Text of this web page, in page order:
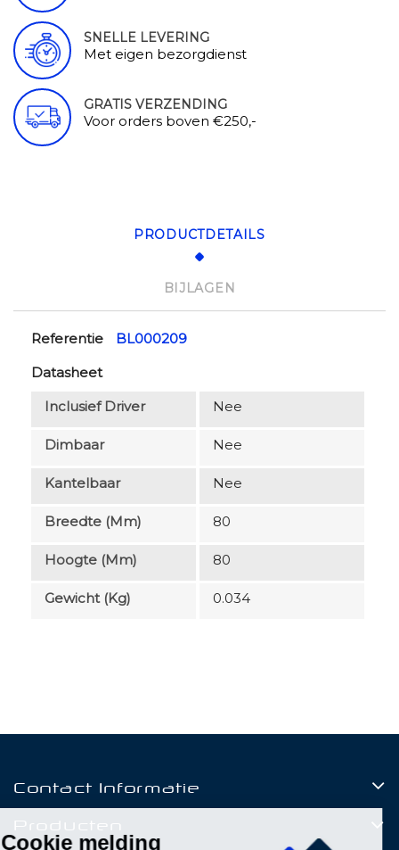
SNELLE LEVERING
Met eigen bezorgdienst
GRATIS VERZENDING
Voor orders boven €250,-
PRODUCTDETAILS
BIJLAGEN
Referentie
BL000209
Datasheet
Inclusief Driver
Nee
Dimbaar Nee
Kantelbaar Nee
Breedte (mm) 80
Hoogte (mm) 80
Gewicht (kg) 0.034
Contact Informatie
Producten
Cookie melding